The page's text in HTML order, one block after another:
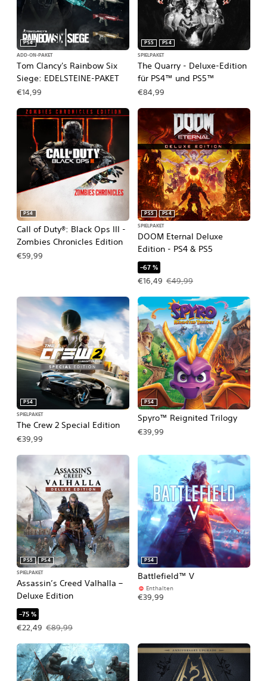
Tom Clancy's Rainbow Six
Siege: EDELSTEINE-PAKET
PS4
ADD-ON-PAKET
€14,99
The Quarry - Deluxe-Edition
für PS4™ und PS5™
PS5
PS4
SPIELPAKET
€84,99
Call of Duty®: Black Ops III -
Zombies Chronicles Edition
PS4
€59,99
DOOM Eternal Deluxe
Edition - PS4 & PS5
PS5
PS4
SPIELPAKET
–67 %
€16,49
Angebotspreis: €16,49
€49,99
The Crew 2 Special Edition
PS4
SPIELPAKET
€39,99
Spyro™ Reignited Trilogy
PS4
€39,99
Assassin’s Creed Valhalla –
Deluxe Edition
PS5
PS4
SPIELPAKET
–75 %
€22,49
Angebotspreis: €22,49 Ursprünglicher Preis: €89,99
€89,99
Battlefield™ V
PS4
Enthalten
€39,99